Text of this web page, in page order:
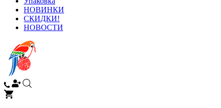
НОВИНКИ
СКИДКИ!
НОВОСТИ